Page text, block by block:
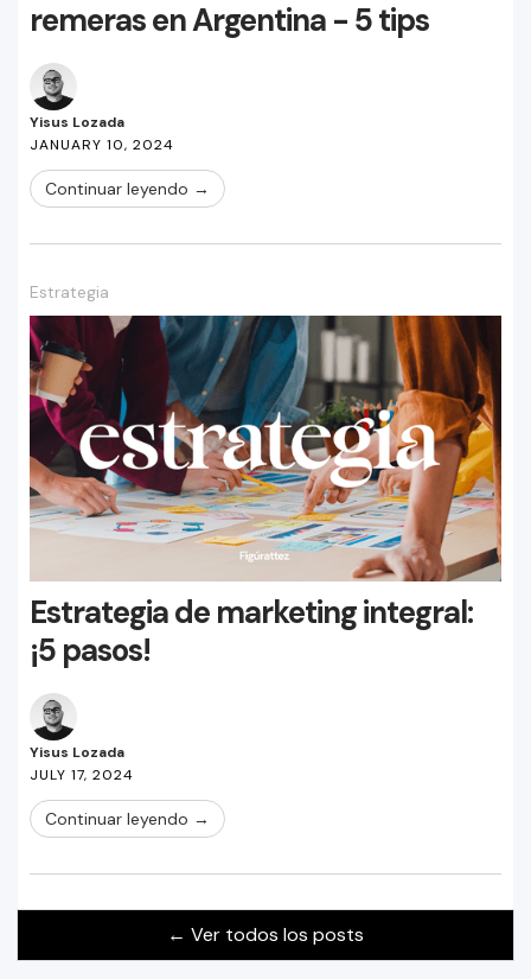
remeras en Argentina - 5 tips
Yisus Lozada
JANUARY 10, 2024
Continuar leyendo →
Estrategia
Estrategia de marketing integral:
¡5 pasos!
Yisus Lozada
JULY 17, 2024
Continuar leyendo →
← Ver todos los posts